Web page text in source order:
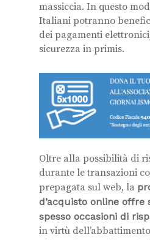
massiccia. In questo
Italiani potranno
dei pagamenti
sicurezza in primis.
Oltre alla possibilità di
durante le transazioni
prepagata sul web, la
d’acquisto online offre
spesso occasioni di
in virtù